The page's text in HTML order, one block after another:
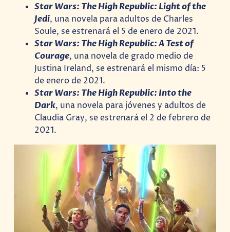
Star Wars: The High Republic: Light of the
Jedi, una novela para adultos de Charles
Soule, se estrenará el 5 de enero de 2021.
Star Wars: The High Republic: A Test of
Courage, una novela de grado medio de
Justina Ireland, se estrenará el mismo día: 5
de enero de 2021.
Star Wars: The High Republic: Into the
Dark, una novela para jóvenes y adultos de
Claudia Gray, se estrenará el 2 de febrero de
2021.